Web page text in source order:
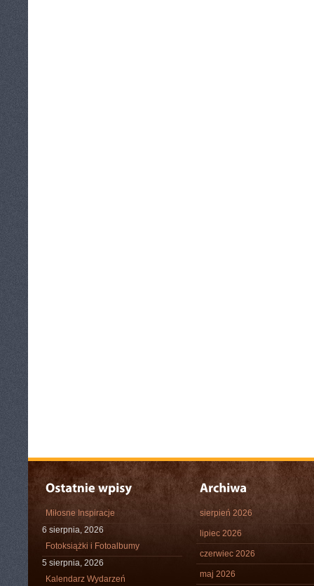
Miłosne Inspiracje
6 sierpnia, 2026
Fotoksiążki i Fotoalbumy
5 sierpnia, 2026
Kalendarz Wydarzeń
sierpień 2026
lipiec 2026
czerwiec 2026
maj 2026